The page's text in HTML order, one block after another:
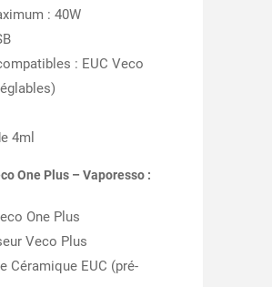
: 40W
: EUC Veco
4ml
One Plus – Vaporesso :
One Plus
Veco Plus
Céramique EUC (pré-